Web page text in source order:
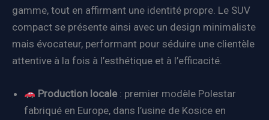
gamme, tout en affirmant une identité propre. Le SUV
compact se présente ainsi avec un design minimaliste
mais évocateur, performant pour séduire une clientèle
attentive à la fois à l’esthétique et à l’efficacité.
Production locale: premier modèle Polestar
fabriqué en Europe, dans l’usine de Kosice en